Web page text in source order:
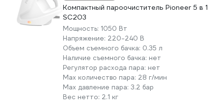
Компактный пароочиститель Pioneer 5 в 1
SC203
Мощность: 1050 Вт
Напряжение: 220-240 В
Объем съемного бачка: 0.35 л
Наличие съемного бачка: нет
Регулятор расхода пара: нет
Мах количество пара: 28 г/мин
Max давление пара: 3.2 бар
Вес нетто: 2.1 кг